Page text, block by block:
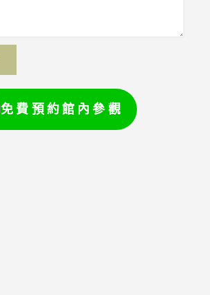
免費預約館內參觀